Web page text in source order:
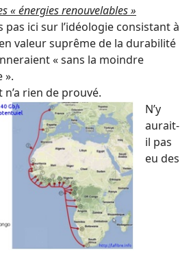
« énergies renouvelables »
ici sur l’idéologie consistant à
valeur suprême de la durabilité
« sans la moindre
».
n’a rien de prouvé.
N’y
aurait-
il pas
eu des